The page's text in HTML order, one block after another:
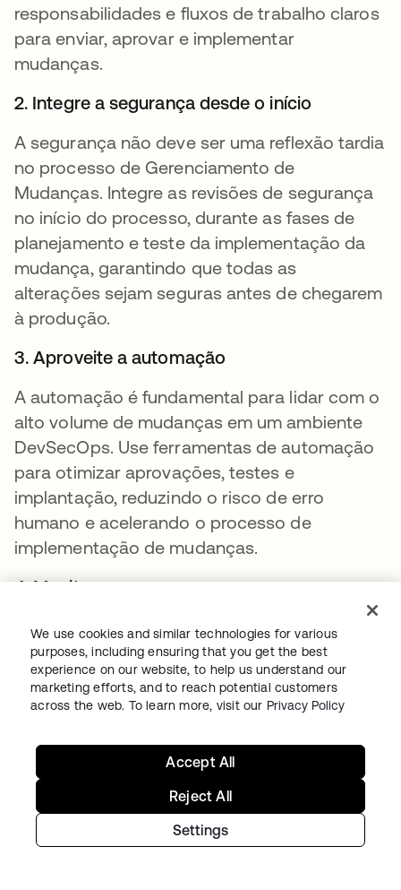
responsabilidades e fluxos de trabalho claros
para enviar, aprovar e implementar
mudanças.
2. Integre a segurança desde o início
A segurança não deve ser uma reflexão tardia
no processo de Gerenciamento de
Mudanças. Integre as revisões de segurança
no início do processo, durante as fases de
planejamento e teste da implementação da
mudança, garantindo que todas as
alterações sejam seguras antes de chegarem
à produção.
3. Aproveite a automação
A automação é fundamental para lidar com o
alto volume de mudanças em um ambiente
DevSecOps. Use ferramentas de automação
para otimizar aprovações, testes e
implantação, reduzindo o risco de erro
humano e acelerando o processo de
implementação de mudanças.
4. Monitore e meça
Implemente métricas para rastrear o
desempenho do seu processo de
Gerenciamento de Mudanças. KPIs como a
taxa de incidentes relacionados a mudanças,
porcentagem de mudanças bem-sucedidas o
ajudarão a identificar áreas para melhoria.
5. Promova uma cultura de melhoria contínua
We use cookies and similar technologies for various
purposes, including ensuring that you get the best
experience on our website, to help us understand our
marketing efforts, and to reach potential customers
across the web. To learn more, visit our Privacy Policy
Settings
Reject All
Accept All